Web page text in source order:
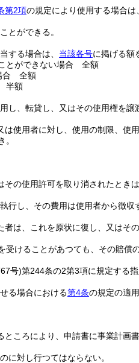
第2項の規定により使用する場合は
とができる。
する場合は、 当該各号に掲げる額
とができない場合 全額
合 全額
半額
、転貸し、又はその使用権を譲
使用者に対し、使用の制限、使
の使用許可を取り消されたとき
行し、その費用は使用者から徴収
は、これを原状に復し、又はそ
けることがあつても、その賠償
号)第244条の2第3項に規定する
る場合における第4条の規定の適
ころにより、申請書に事業計画
に対し行つてはならない。